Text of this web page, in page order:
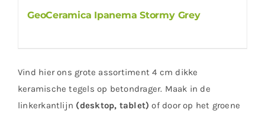
GeoCeramica Ipanema Stormy Grey
Vind hier ons grote assortiment 4 cm dikke
keramische tegels op betondrager. Maak in de
linkerkantlijn (desktop, tablet)of door op het groene